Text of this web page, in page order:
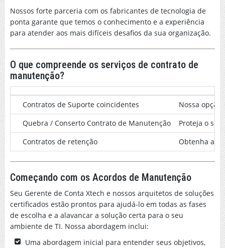
Nossos forte parceria com os fabricantes de tecnologia de
ponta garante que temos o conhecimento e a experiência
para atender aos mais difíceis desafios da sua organização.
O que compreende os serviços de contrato de
manutenção?
Contratos de Suporte coincidentes
Nossa
Quebra / Conserto Contrato de Manutenção
Proteja o
Contratos de retenção
Obtenha
Começando com os Acordos de Manutenção
Seu Gerente de Conta Xtech e nossos arquitetos de soluções
certificados estão prontos para ajudá-lo em todas as fases
de escolha e a alavancar a solução certa para o seu
ambiente de TI. Nossa abordagem inclui:
Uma abordagem inicial para entender seus objetivos,